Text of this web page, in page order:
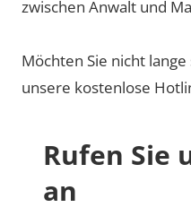
zwischen Anwalt und
Möchten Sie nicht
unsere kostenlose
Rufen Sie
an